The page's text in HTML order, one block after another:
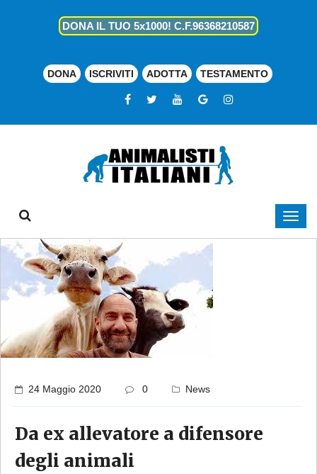
DONA IL TUO 5x1000! C.F.96368210587
DONA ISCRIVITI ADOTTA TESTAMENTO
24 Maggio 2020 0 News
Da ex allevatore a difensore
degli animali